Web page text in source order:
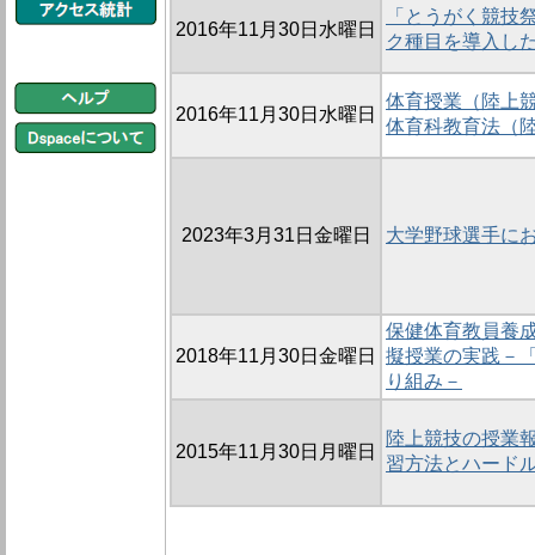
2016年11月30日水曜日
「とうがく競
ク種目を導入し
2016年11月30日水曜日
体育授業（陸上
体育科教育法（
2023年3月31日金曜日 大学野球選手に
2018年11月30日金曜日
保健体育教員養
擬授業の実践－
り組み－
2015年11月30日月曜日
陸上競技の授業
習方法とハード